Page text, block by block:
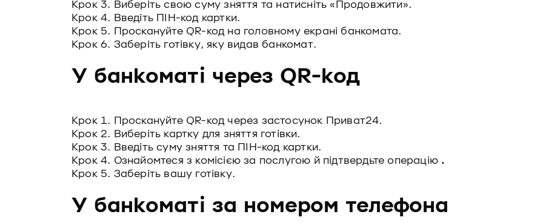
Крок 3. Виберіть свою суму зняття та натисніть «Продовжити».
Крок 4. Введіть ПІН-код картки.
Крок 5. Проскануйте QR-код на головному екрані банкомата.
Крок 6. Заберіть готівку, яку видав банкомат.
У банкоматі через QR-код
Крок 1. Проскануйте QR-код через застосунок Приват24.
Крок 2. Виберіть картку для зняття готівки.
Крок 3. Введіть суму зняття та ПІН-код картки.
Крок 4. Ознайомтеся з комісією за послугою й підтвердьте операцію .
Крок 5. Заберіть вашу готівку.
У банкоматі за номером телефона